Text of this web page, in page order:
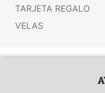
TARJETA REGALO
VELAS